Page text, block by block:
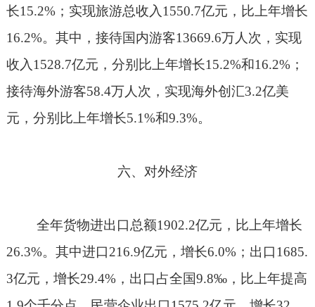
长15.2%；实现旅游总收入1550.7亿元，比上年增长
16.2%。其中，接待国内游客13669.6万人次，实现
收入1528.7亿元，分别比上年增长15.2%和16.2%；
接待海外游客58.4万人次，实现海外创汇3.2亿美
元，分别比上年增长5.1%和9.3%。
六、对外经济
全年货物进出口总额1902.2亿元，比上年增长
26.3%。其中进口216.9亿元，增长6.0%；出口1685.
3亿元，增长29.4%，出口占全国9.8‰，比上年提高